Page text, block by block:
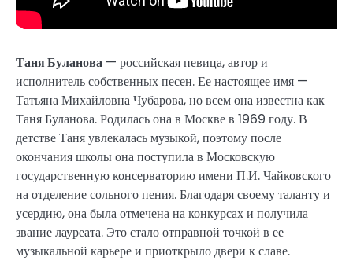
Таня Буланова — российская певица, автор и
исполнитель собственных песен. Ее настоящее имя —
Татьяна Михайловна Чубарова, но всем она известна как
Таня Буланова. Родилась она в Москве в 1969 году. В
детстве Таня увлекалась музыкой, поэтому после
окончания школы она поступила в Московскую
государственную консерваторию имени П.И. Чайковского
на отделение сольного пения. Благодаря своему таланту и
усердию, она была отмечена на конкурсах и получила
звание лауреата. Это стало отправной точкой в ее
музыкальной карьере и приоткрыло двери к славе.